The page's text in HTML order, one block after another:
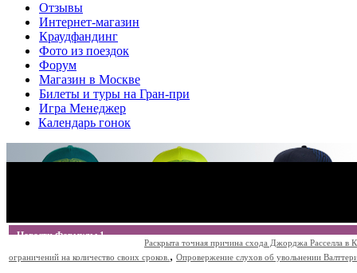
Отзывы
Интернет-магазин
Краудфандинг
Фото из поездок
Форум
Магазин в Москве
Билеты и туры на Гран-при
Игра Менеджер
Календарь гонок
Новости Формулы 1
Раскрыта точная причина схода Джорджа Расселла в
ограничений на количество своих сроков. , Опровержение слухов об увольнении